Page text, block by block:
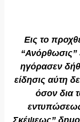
Εις το
“Ανόρθωσις”
ηγόρασεν
είδησις αύτη
όσον δια